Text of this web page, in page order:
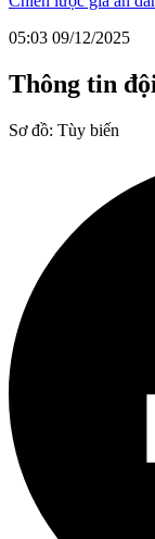
05:03 09/12/2025
Thông tin
Sơ đồ: Tùy biến